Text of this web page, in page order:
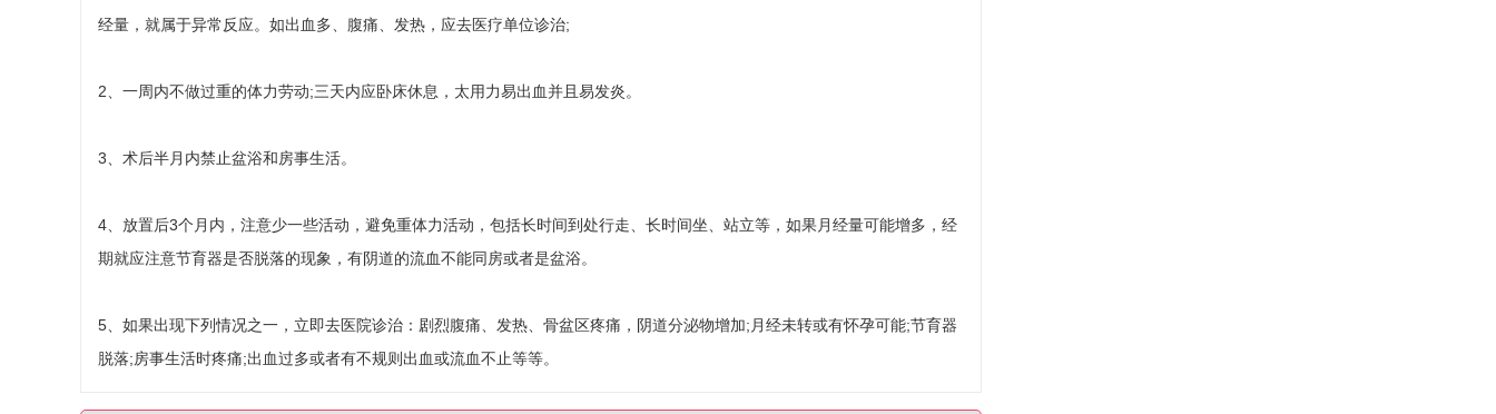
经量，就属于异常反应。如出血多、腹痛、发热，应去医疗单位诊治;
2、一周内不做过重的体力劳动;三天内应卧床休息，太用力易出血并且易发炎。
3、术后半月内禁止盆浴和房事生活。
4、放置后3个月内，注意少一些活动，避免重体力活动，包括长时间到处行走、长时间坐、站立等，如果月经量可能增多，经
期就应注意节育器是否脱落的现象，有阴道的流血不能同房或者是盆浴。
5、如果出现下列情况之一，立即去医院诊治：剧烈腹痛、发热、骨盆区疼痛，阴道分泌物增加;月经未转或有怀孕可能;节育器
脱落;房事生活时疼痛;出血过多或者有不规则出血或流血不止等等。